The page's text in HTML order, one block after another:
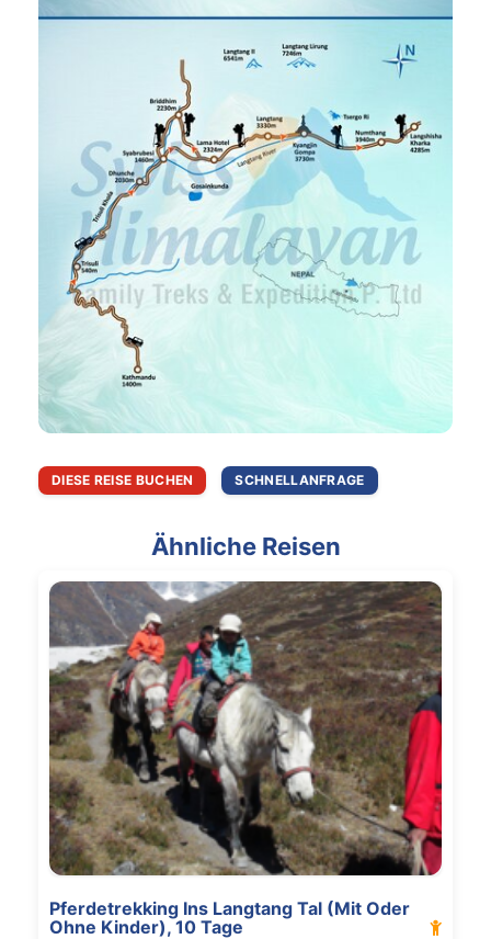
DIESE REISE BUCHEN SCHNELLANFRAGE
Ähnliche Reisen
Pferdetrekking Ins Langtang Tal (Mit Oder
Ohne Kinder), 10 Tage